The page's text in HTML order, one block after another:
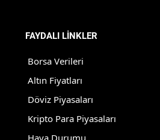
FAYDALI LİNKLER
Borsa Verileri
Altın Fiyatları
Döviz Piyasaları
Kripto Para Piyasaları
Hava Durumu